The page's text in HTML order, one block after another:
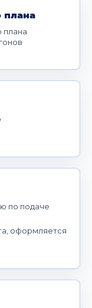
плана
плана
по подаче
оформляется